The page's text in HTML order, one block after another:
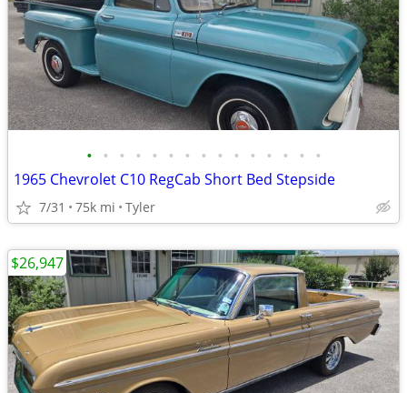
• • • • • • • • • • • • • • •
1965 Chevrolet C10 RegCab Short Bed Stepside
7/31 75k mi Tyler
$26,947